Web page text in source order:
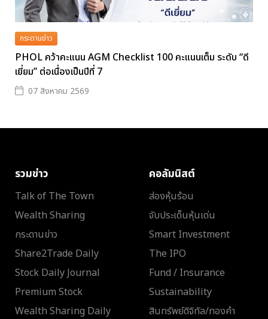
กระดานข่าว
PHOL คว้าคะแนน AGM Checklist 100 คะแนนเต็ม ระดับ “ดี
เยี่ยม” ต่อเนื่องเป็นปีที่ 7
07 สิงหาคม 2569
รวมข่าว
Talk of The Town
Wealth Sharing
กระดานข่าว
Share2Trade Daily
Stock Daily Journal
Premium Stock
Wealth Sharing Daily
คอลัมนิสต์
ส่องหุ้นร้อน
จับประเด็นหุ้นเด่น
Smart Investment
The IPO
Fund / Insurance
Sustainability
สินทรัพย์ดิจิทัล/ทองคำ